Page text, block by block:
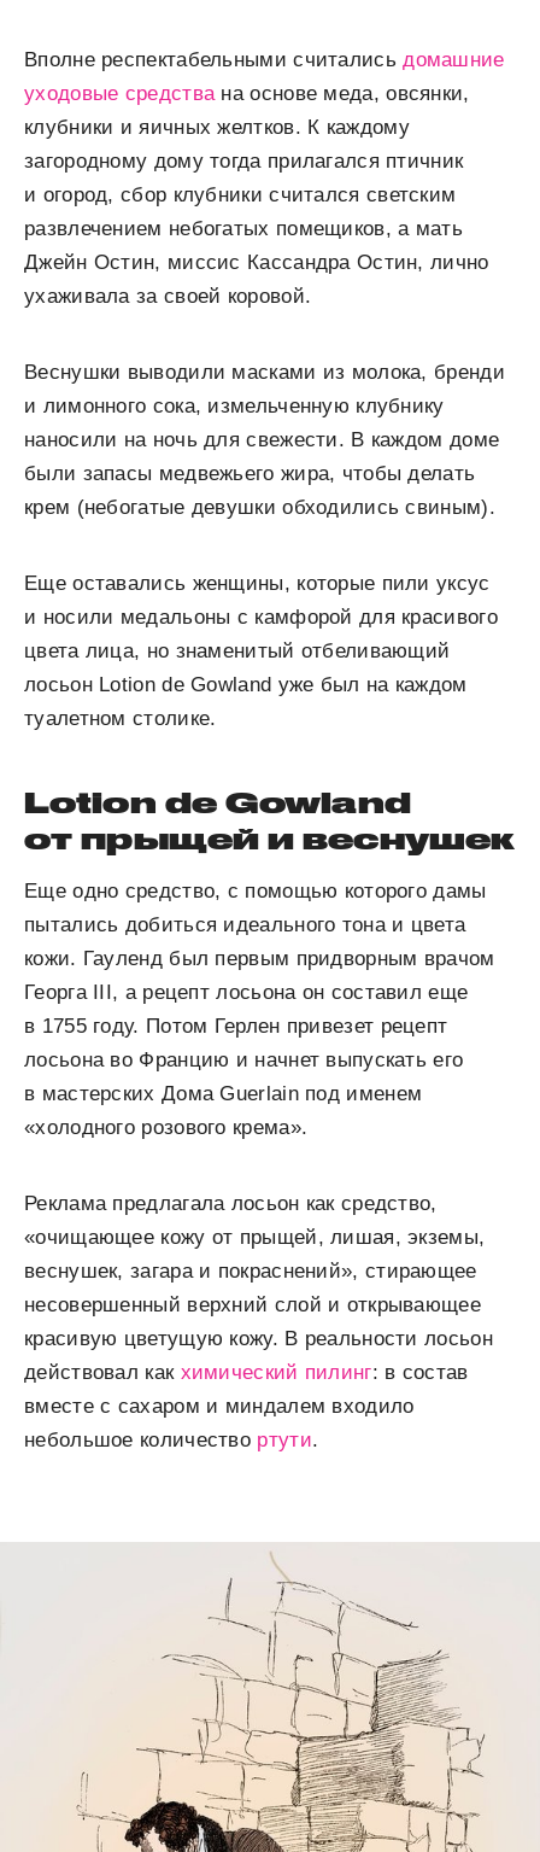
Вполне респектабельными считались домашние
уходовые средствана основе меда, овсянки,
клубники и яичных желтков. К каждому
загородному дому тогда прилагался птичник
и огород, сбор клубники считался светским
развлечением небогатых помещиков, а мать
Джейн Остин, миссис Кассандра Остин, лично
ухаживала за своей коровой.
Веснушки выводили масками из молока, бренди
и лимонного сока, измельченную клубнику
наносили на ночь для свежести. В каждом доме
были запасы медвежьего жира, чтобы делать
крем (небогатые девушки обходились свиным).
Еще оставались женщины, которые пили уксус
и носили медальоны с камфорой для красивого
цвета лица, но знаменитый отбеливающий
лосьон Lotion de Gowland уже был на каждом
туалетном столике.
Lotion de Gowland
от прыщей и веснушек
Еще одно средство, с помощью которого дамы
пытались добиться идеального тона и цвета
кожи. Гауленд был первым придворным врачом
Георга III, а рецепт лосьона он составил еще
в 1755 году. Потом Герлен привезет рецепт
лосьона во Францию и начнет выпускать его
в мастерских Дома Guerlain под именем
«холодного розового крема».
Реклама предлагала лосьон как средство,
«очищающее кожу от прыщей, лишая, экземы,
веснушек, загара и покраснений», стирающее
несовершенный верхний слой и открывающее
красивую цветущую кожу. В реальности лосьон
действовал как химический пилинг: в состав
вместе с сахаром и миндалем входило
небольшое количество ртути.